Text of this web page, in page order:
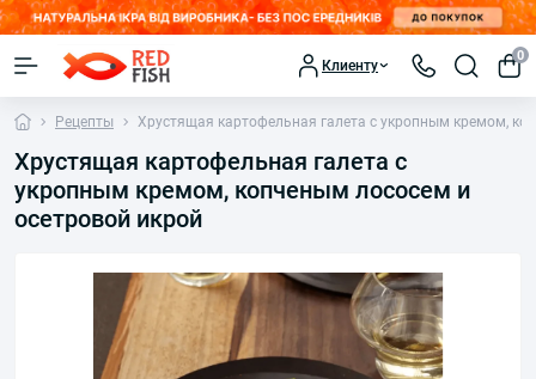
Клиенту
0
Рецепты Хрустящая картофельная галета с укропным кремом,
Хрустящая картофельная галета с
укропным кремом, копченым лососем и
осетровой икрой